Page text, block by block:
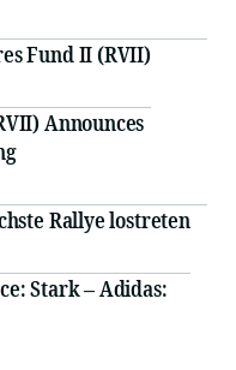
Fund II (RVII)
Announces
Rallye lostreten
Stark – Adidas: